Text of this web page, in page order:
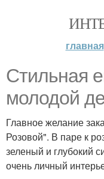
главная
Стильная
молодой
Главное желание
Розовой". В паре к
зеленый и глубокий
очень личный